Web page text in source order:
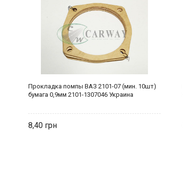
Прокладка помпы ВАЗ 2101-07 (мин. 10шт)
бумага 0,9мм 2101-1307046 Украина
8,40